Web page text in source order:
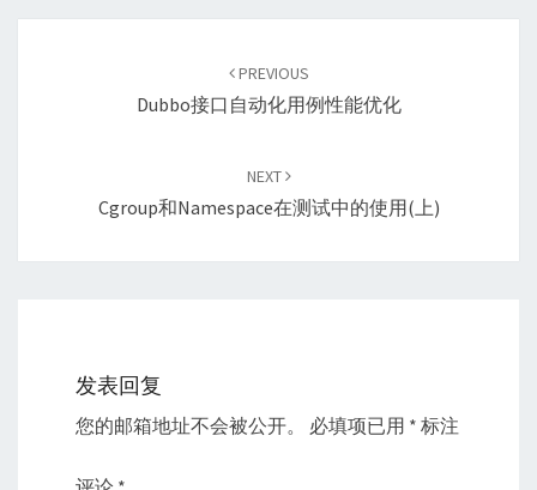
PREVIOUS
Dubbo接口自动化用例性能优化
NEXT
Cgroup和Namespace在测试中的使用(上)
发表回复
您的邮箱地址不会被公开。 必填项已用 * 标注